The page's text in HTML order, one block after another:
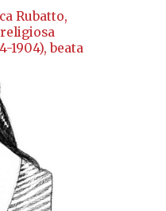
Rubatto,
1904), beata